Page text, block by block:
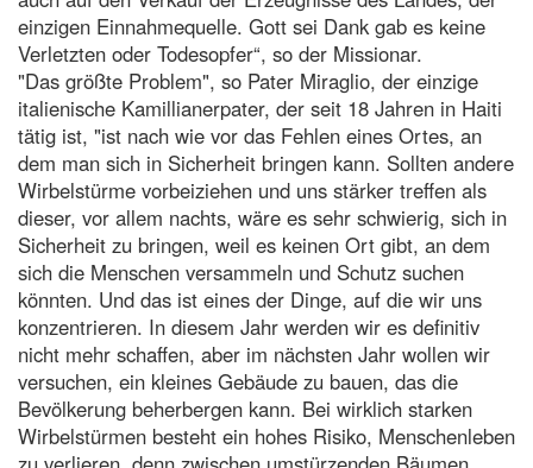
einzigen Einnahmequelle. Gott sei Dank gab es keine
Verletzten oder Todesopfer“, so der Missionar.
"Das größte Problem", so Pater Miraglio, der einzige
italienische Kamillianerpater, der seit 18 Jahren in Haiti
tätig ist, "ist nach wie vor das Fehlen eines Ortes, an
dem man sich in Sicherheit bringen kann. Sollten andere
Wirbelstürme vorbeiziehen und uns stärker treffen als
dieser, vor allem nachts, wäre es sehr schwierig, sich in
Sicherheit zu bringen, weil es keinen Ort gibt, an dem
sich die Menschen versammeln und Schutz suchen
könnten. Und das ist eines der Dinge, auf die wir uns
konzentrieren. In diesem Jahr werden wir es definitiv
nicht mehr schaffen, aber im nächsten Jahr wollen wir
versuchen, ein kleines Gebäude zu bauen, das die
Bevölkerung beherbergen kann. Bei wirklich starken
Wirbelstürmen besteht ein hohes Risiko, Menschenleben